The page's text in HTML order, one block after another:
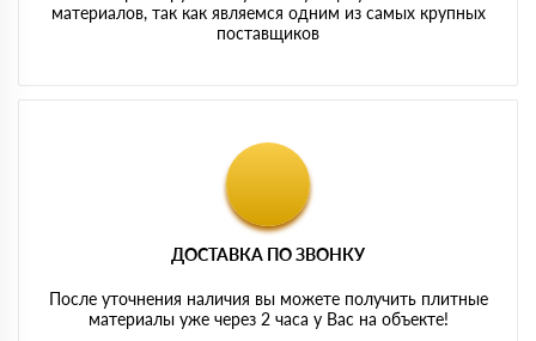
материалов, так как являемся одним из самых крупных
поставщиков
ДОСТАВКА ПО ЗВОНКУ
После уточнения наличия вы можете получить плитные
материалы уже через 2 часа у Вас на объекте!